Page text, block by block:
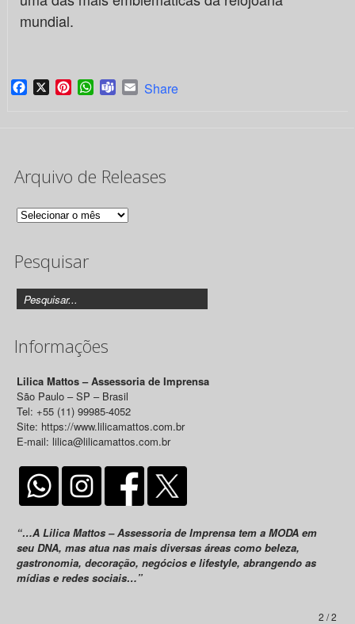
mundial.
Facebook
X PinterestWhatsApp
TeamsEmail
Share
Arquivo de Releases
Arquivo
Releases
Pesquisar
Informações
Lilica Mattos – Assessoria de Imprensa
São Paulo – SP – Brasil
Tel: +55 (11) 99985-4052
Site: https://www.lilicamattos.com.br
E-mail: lilica@lilicamattos.com.br
“…A Lilica Mattos – Assessoria de Imprensa tem a MODA em
seu DNA, mas atua nas mais diversas áreas como beleza,
gastronomia, decoração, negócios e lifestyle, abrangendo as
mídias e redes sociais…”
2 / 2